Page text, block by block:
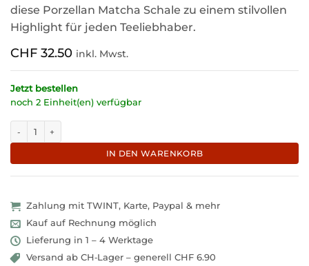
diese Porzellan Matcha Schale zu einem stilvollen
Highlight für jeden Teeliebhaber.
CHF 32.50 inkl. Mwst.
Jetzt bestellen
noch 2 Einheit(en) verfügbar
IN DEN WARENKORB
Zahlung mit TWINT, Karte, Paypal & mehr
Kauf auf Rechnung möglich
Lieferung in 1 – 4 Werktage
Versand ab CH‑Lager – generell CHF 6.90